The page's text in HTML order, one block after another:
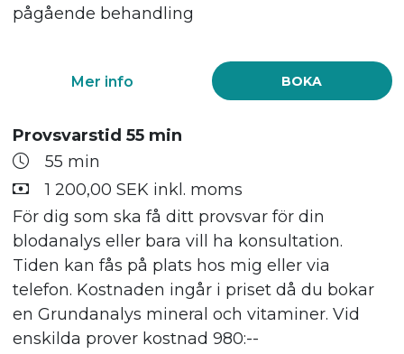
pågående behandling
BOKA
Mer info
Provsvarstid 55 min
55 min
1 200,00 SEK inkl. moms
För dig som ska få ditt provsvar för din
blodanalys eller bara vill ha konsultation.
Tiden kan fås på plats hos mig eller via
telefon. Kostnaden ingår i priset då du bokar
en Grundanalys mineral och vitaminer. Vid
enskilda prover kostnad 980:--